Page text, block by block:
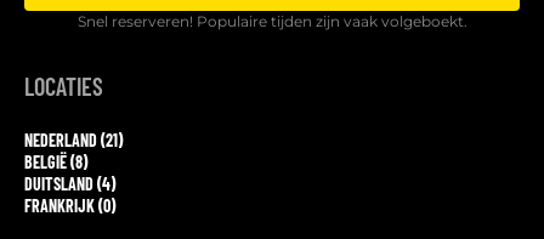
Snel reserveren! Populaire tijden zijn vaak volgeboekt.
LOCATIES
NEDERLAND (21)
BELGIË (8)
DUITSLAND (4)
FRANKRIJK (0)